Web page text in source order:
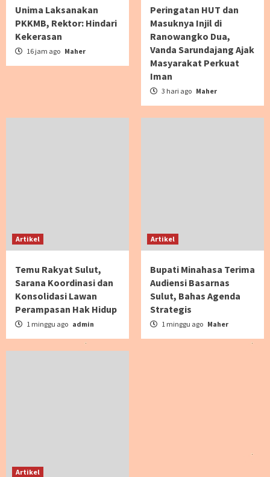
Unima Laksanakan
PKKMB, Rektor: Hindari
Kekerasan
16 jam ago Maher
Peringatan HUT dan
Masuknya Injil di
Ranowangko Dua,
Vanda Sarundajang Ajak
Masyarakat Perkuat
Iman
3 hari ago Maher
Artikel
Temu Rakyat Sulut,
Sarana Koordinasi dan
Konsolidasi Lawan
Perampasan Hak Hidup
1 minggu ago admin
Artikel
Bupati Minahasa Terima
Audiensi Basarnas
Sulut, Bahas Agenda
Strategis
1 minggu ago Maher
Artikel